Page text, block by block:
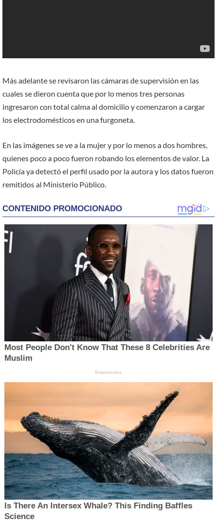
Más adelante se revisaron las cámaras de supervisión en las
cuales se dieron cuenta que por lo menos tres personas
ingresaron con total calma al domicilio y comenzaron a cargar
los electrodomésticos en una furgoneta.
En las imágenes se ve a la mujer y por lo menos a dos hombres,
quienes poco a poco fueron robando los elementos de valor. La
Policía ya detectó el perfil usado por la autora y los datos fueron
remitidos al Ministerio Público.